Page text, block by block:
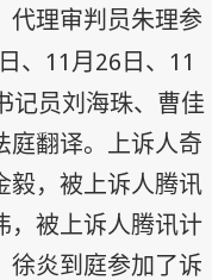
代理审判员朱理参
日、 11 月 26 日、 11
记员刘海珠、曹佳
庭翻译。上诉人奇
毅，被上诉人腾讯
，被上诉人腾讯计
徐炎到庭参加了诉